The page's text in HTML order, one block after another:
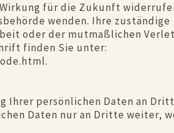
für die Zukunft
wenden. Ihre zuständige
oder der mutmaßlichen
finden Sie unter:
Ihrer persönlichen Daten an
Daten nur an Dritte weiter,